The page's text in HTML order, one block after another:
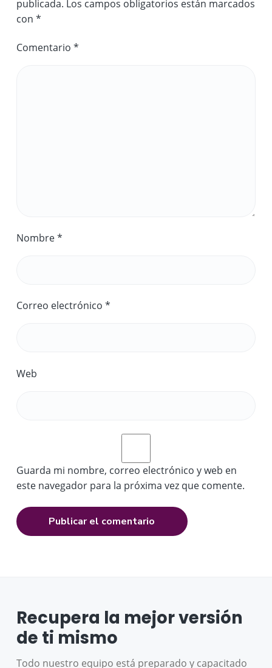
publicada. Los campos obligatorios están marcados
con *
Comentario *
Nombre*
Correo electrónico *
Web
Guarda mi nombre, correo electrónico y web en
este navegador para la próxima vez que comente.
Recupera la mejor versión
de ti mismo
Todo nuestro equipo está preparado y capacitado